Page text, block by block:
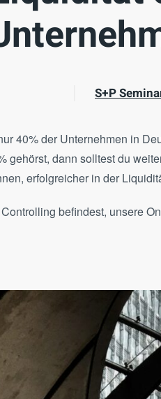
S+P
40% der Unternehmen in
gehörst, dann solltest du
erfolgreicher in der
befindest, unsere